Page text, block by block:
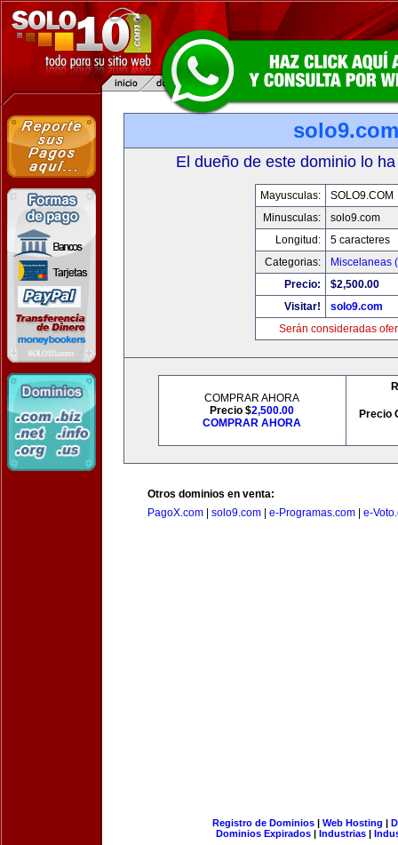
solo9.com
El dueño de este dominio lo
Mayusculas:
SOLO9.COM
Minusculas:
solo9.com
Longitud:
5 caracteres
Categorias:
Miscelaneas
Precio:
$2,500.00
Visitar!
solo9.com
Serán consideradas
COMPRAR AHORA
Precio $2,500.00
COMPRAR AHORA
Precio
Otros dominios en venta:
PagoX.com
solo9.com e-Programas.com e-
Registro de Dominios| Web Hosting |
Dominios Expirados | Industrias |